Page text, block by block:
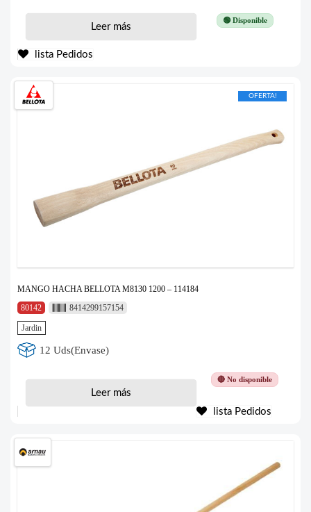
🟢 Disponible
Leer más
lista Pedidos
OFERTA!
MANGO HACHA BELLOTA M8130 1200 – 114184
80142
8414299157154
Jardin
12 Uds(Envase)
🔴 No disponible
Leer más
lista Pedidos